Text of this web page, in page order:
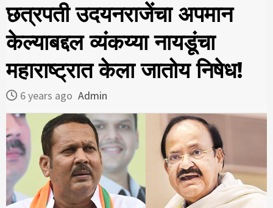
छत्रपती उदयनराजेंचा अपमान
केल्याबद्दल व्यंकय्या नायडूंचा
महाराष्ट्रात केला जातोय निषेध!
6 years ago Admin